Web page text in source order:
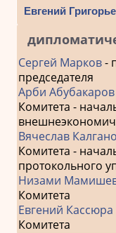
Евгений
Сергей Марков-
председателя
Арби Абубакаров
Комитета -
Вячеслав
Комитета -
протокольного
Низами
Комитета
Евгений Кассюра
Комитета